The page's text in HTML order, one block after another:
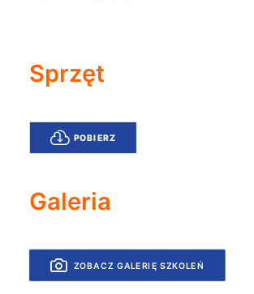
Sprzęt
POBIERZ
Galeria
ZOBACZ GALERIĘ SZKOLEŃ